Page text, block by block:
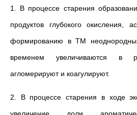
1. В процессе старения
продуктов глубокого окисления,
формированию в ТМ
временем увеличиваются в
агломерируют и коагулируют.
2. В процессе старения в ходе
увеличение доли